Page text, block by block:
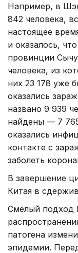
Например, в
842 человека,
настоящее
и оказалось,
провинции
человека, из
них 23 178 уже
оказались
названо 9 939
найдены — 7
оказались
контакте с
заболеть
В завершение
Китая в
Смелый подход
патогена
эпидемии.